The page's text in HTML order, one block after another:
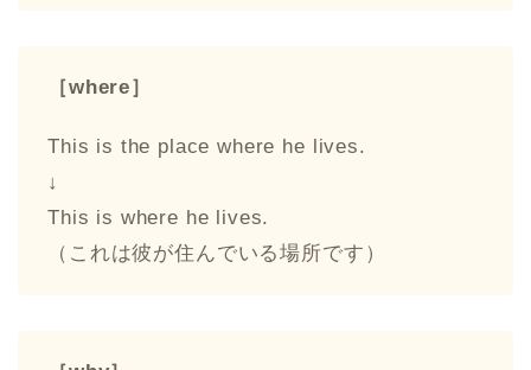
［where］
This is the place where he lives.
↓
This is where he lives.
（これは彼が住んでいる場所です）